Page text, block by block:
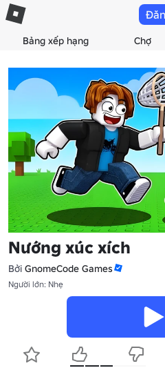
Bảng xếp hạng Chợ
Nướng xúc xích
Bởi GnomeCode Games
Người lớn: Nhẹ